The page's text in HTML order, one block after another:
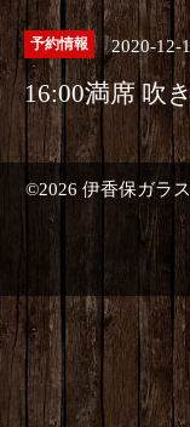
予約情報 2020-12-
16:00満席 吹
©2026 伊香保ガラ